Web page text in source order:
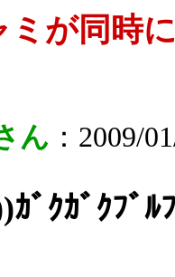
ミが同時
ん ：2009/
ﾞｸｶﾞｸﾌﾞﾙ